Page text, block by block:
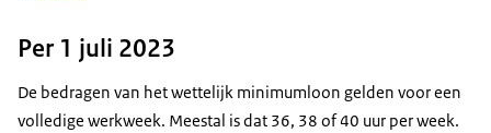
Per 1 juli 2023
De bedragen van het wettelijk minimumloon gelden voor een
volledige werkweek. Meestal is dat 36, 38 of 40 uur per week.